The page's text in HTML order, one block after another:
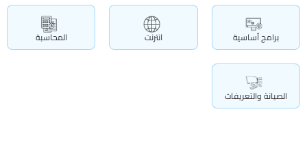
برامج أساسية انترنت المحاسبة
الصيانة والتعريفات